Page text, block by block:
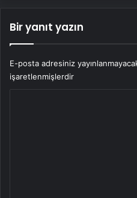
Bir yanıt yazın
E-posta adresiniz
işaretlenmişlerdir